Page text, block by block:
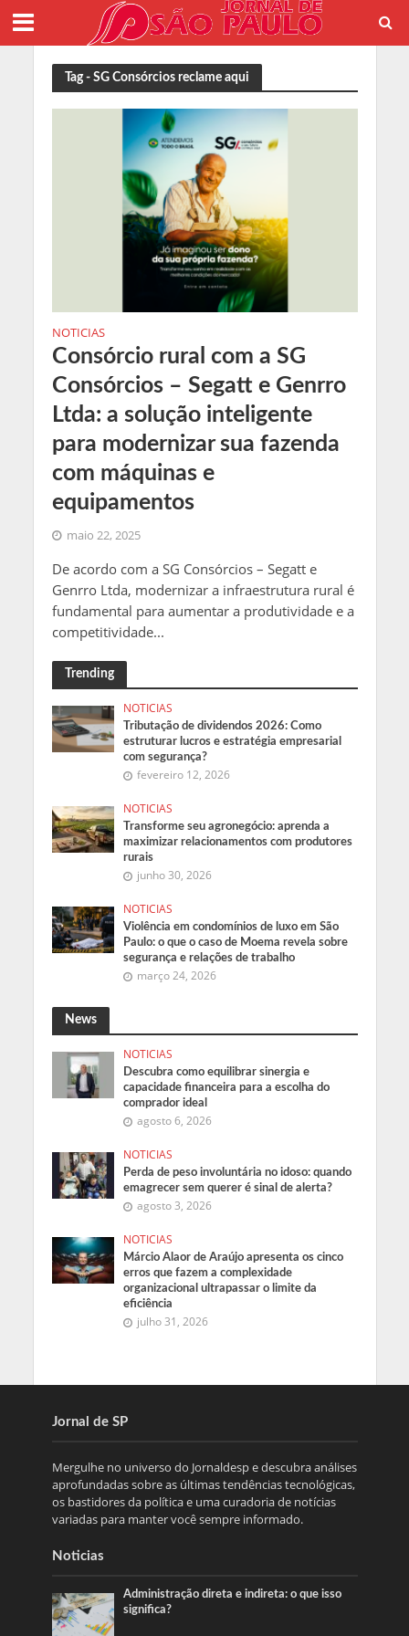
Tag - SG Consórcios reclame aqui
NOTICIAS
Consórcio rural com a SG
Consórcios – Segatt e Genrro
Ltda: a solução inteligente
para modernizar sua fazenda
com máquinas e
equipamentos
maio 22, 2025
De acordo com a SG Consórcios – Segatt e
Genrro Ltda, modernizar a infraestrutura rural é
fundamental para aumentar a produtividade e a
competitividade...
Trending
NOTICIAS
Tributação de dividendos 2026: Como
estruturar lucros e estratégia empresarial
com segurança?
fevereiro 12, 2026
NOTICIAS
Transforme seu agronegócio: aprenda a
maximizar relacionamentos com produtores
rurais
junho 30, 2026
NOTICIAS
Violência em condomínios de luxo em São
Paulo: o que o caso de Moema revela sobre
segurança e relações de trabalho
março 24, 2026
News
NOTICIAS
Descubra como equilibrar sinergia e
capacidade financeira para a escolha do
comprador ideal
agosto 6, 2026
NOTICIAS
Perda de peso involuntária no idoso: quando
emagrecer sem querer é sinal de alerta?
agosto 3, 2026
NOTICIAS
Márcio Alaor de Araújo apresenta os cinco
erros que fazem a complexidade
organizacional ultrapassar o limite da
eficiência
julho 31, 2026
Jornal de SP
Mergulhe no universo do Jornaldesp e descubra análises
aprofundadas sobre as últimas tendências tecnológicas,
os bastidores da política e uma curadoria de notícias
variadas para manter você sempre informado.
Noticias
Administração direta e indireta: o que isso
significa?